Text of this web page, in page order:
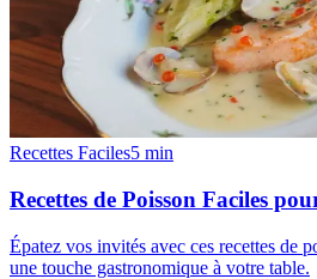
Recettes Faciles5 min
Recettes de Poisson Faciles
Épatez vos invités avec ces recettes de
une touche gastronomique à votre table.